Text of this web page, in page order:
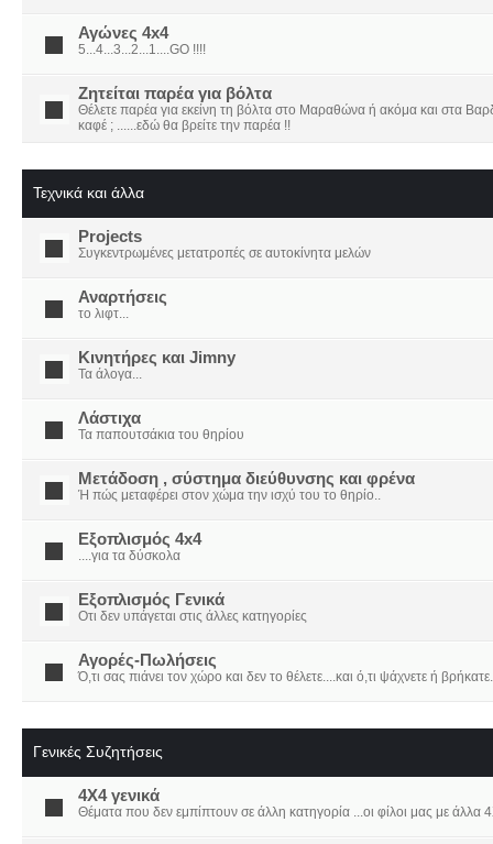
Αγώνες 4x4
5...4...3...2...1....GO !!!!
Ζητείται παρέα για βόλτα
Θέλετε παρέα για εκείνη τη βόλτα στο Μαραθώνα ή ακόμα και στα
καφέ ; ......εδώ θα βρείτε την παρέα !!
Τεχνικά και άλλα
Projects
Συγκεντρωμένες μετατροπές σε αυτοκίνητα μελών
Αναρτήσεις
το λιφτ...
Κινητήρες και Jimny
Τα άλογα...
Λάστιχα
Τα παπουτσάκια του θηρίου
Μετάδοση , σύστημα διεύθυνσης και φρένα
Ή πώς μεταφέρει στον χώμα την ισχύ του το θηρίο..
Εξοπλισμός 4x4
....για τα δύσκολα
Εξοπλισμός Γενικά
Οτι δεν υπάγεται στις άλλες κατηγορίες
Αγορές-Πωλήσεις
Ό,τι σας πιάνει τον χώρο και δεν το θέλετε....και ό,τι ψάχνετε ή
Γενικές Συζητήσεις
4X4 γενικά
Θέματα που δεν εμπίπτουν σε άλλη κατηγορία ...οι φίλοι μας με άλλα